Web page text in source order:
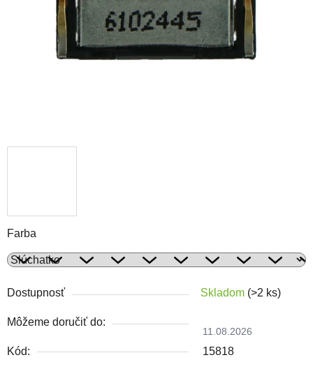
Farba
Dostupnosť Skladom (>2 ks)
Môžeme doručiť do:
11.08.2026
Kód: 15818